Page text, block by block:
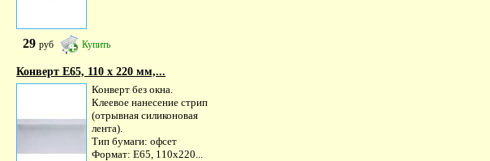
29руб Купить
Конверт Е65, 110 х 220 мм,...
Конверт без окна.
Клеевое нанесение стрип
(отрывная силиконовая
лента).
Тип бумаги: офсет
Формат: Е65, 110х220...